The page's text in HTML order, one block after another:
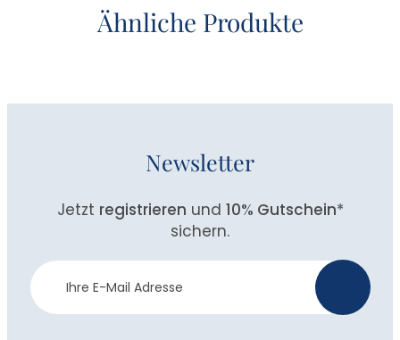
Ähnliche Produkte
Newsletter
Jetzt registrieren und 10% Gutschein*
sichern.
Newsletter
Anmeldung